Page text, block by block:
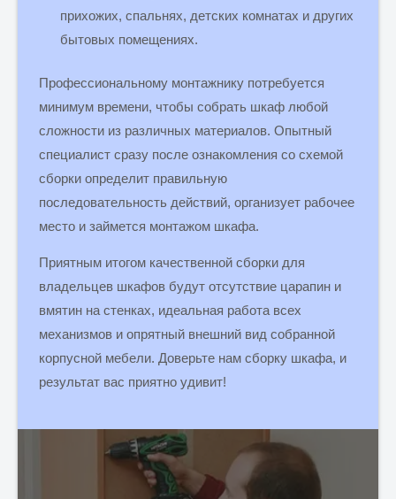
прихожих, спальнях, детских комнатах и других
бытовых помещениях.
Профессиональному монтажнику потребуется
минимум времени, чтобы собрать шкаф любой
сложности из различных материалов. Опытный
специалист сразу после ознакомления со схемой
сборки определит правильную
последовательность действий, организует рабочее
место и займется монтажом шкафа.
Приятным итогом качественной сборки для
владельцев шкафов будут отсутствие царапин и
вмятин на стенках, идеальная работа всех
механизмов и опрятный внешний вид собранной
корпусной мебели. Доверьте нам сборку шкафа, и
результат вас приятно удивит!